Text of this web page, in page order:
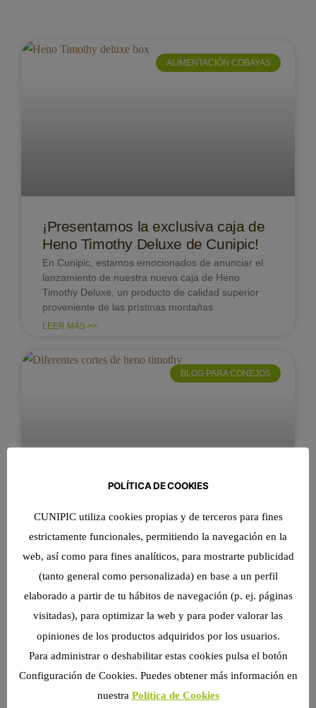
ALIMENTACIÓN COBAYAS
¡Presentamos la exclusiva caja de
Heno Timothy Deluxe de Cunipic!
En Cunipic, estamos emocionados de anunciar el
lanzamiento de nuestra nueva caja de Heno
Timothy Deluxe, un producto de calidad superior
proveniente de las prístinas montañas
LEER MÁS >>
BLOG PARA CONEJOS
El heno: Pilar fundamental en la
dieta de tu conejo enano
El heno es la base de la alimentación de los
digestiva y dental. Aporta la fibra necesaria para
mantener
LEER MÁS >>
POLÍTICA DE COOKIES
CUNIPIC utiliza cookies propias y de terceros para fines
estrictamente funcionales, permitiendo la navegación en la
web, así como para fines analíticos, para mostrarte publicidad
(tanto general como personalizada) en base a un perfil
elaborado a partir de tu hábitos de navegación (p. ej. páginas
visitadas), para optimizar la web y para poder valorar las
opiniones de los productos adquiridos por los usuarios.
Para administrar o deshabilitar estas cookies pulsa el botón
Configuración de Cookies. Puedes obtener más información en
nuestra Política de Cookies